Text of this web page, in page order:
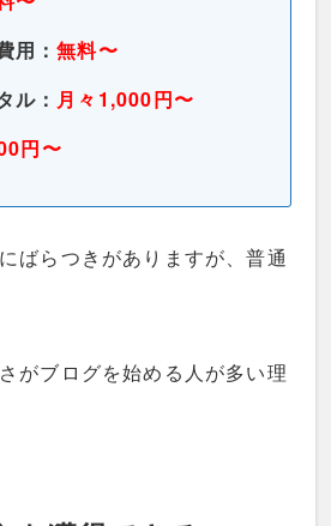
用：無料〜
ル： 月々1,000円〜
円〜
ばらつきがありますが、普通
がブログを始める人が多い理